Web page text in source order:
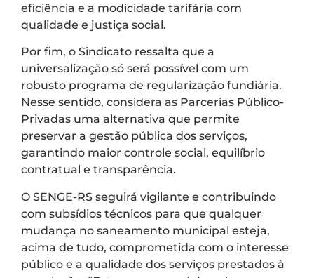
eficiência e a modicidade tarifária com
qualidade e justiça social.
Por fim, o Sindicato ressalta que a
universalização só será possível com um
robusto programa de regularização fundiária.
Nesse sentido, considera as Parcerias Público-
Privadas uma alternativa que permite
preservar a gestão pública dos serviços,
garantindo maior controle social, equilíbrio
contratual e transparência.
O SENGE-RS seguirá vigilante e contribuindo
com subsídios técnicos para que qualquer
mudança no saneamento municipal esteja,
acima de tudo, comprometida com o interesse
público e a qualidade dos serviços prestados à